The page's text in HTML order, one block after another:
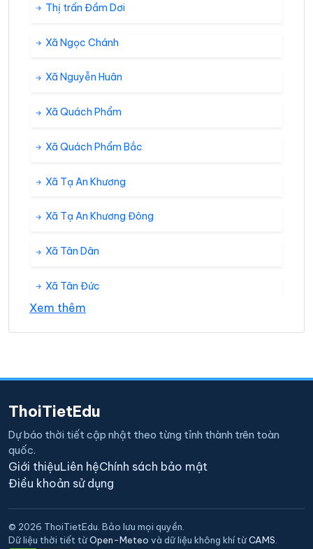
Thị trấn Đầm Dơi
Xã Ngọc Chánh
Xã Nguyễn Huân
Xã Quách Phẩm
Xã Quách Phẩm Bắc
Xã Tạ An Khương
Xã Tạ An Khương Đông
Xã Tân Dân
Xã Tân Đức
Xã Thanh Tùng
Xem thêm
ThoiTietEdu
Dự báo thời tiết cập nhật theo từng tỉnh thành trên toàn
quốc.
Giới thiệuLiên hệChính sách bảo mật
Điều khoản sử dụng
© 2026 ThoiTietEdu. Bảo lưu mọi quyền.
Dữ liệu thời tiết từOpen-Meteo và dữ liệu không khí từCAMS